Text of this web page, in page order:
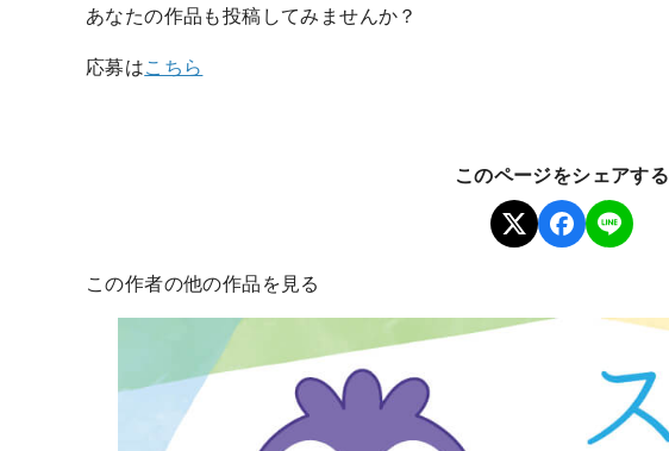
あなたの作品も投稿してみませんか？
応募はこちら
このページをシェアする
この作者の他の作品を見る